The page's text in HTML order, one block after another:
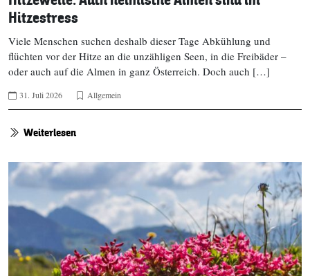
Hitzestress
Viele Menschen suchen deshalb dieser Tage Abkühlung und
flüchten vor der Hitze an die unzähligen Seen, in die Freibäder –
oder auch auf die Almen in ganz Österreich. Doch auch […]
31. Juli 2026 Allgemein
Weiterlesen